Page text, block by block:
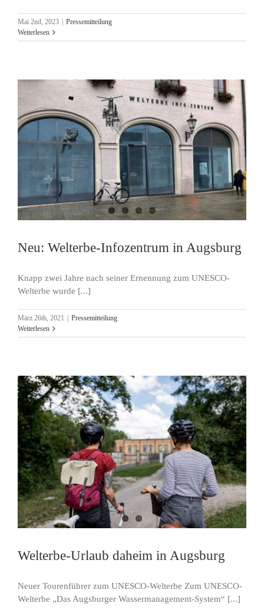
Mai 2nd, 2023 | Pressemitteilung
Weiterlesen
Neu: Welterbe-Infozentrum in Augsburg
Knapp zwei Jahre nach seiner Ernennung zum UNESCO-
Welterbe wurde [...]
März 26th, 2021
Pressemitteilung
Weiterlesen
Welterbe-Urlaub daheim in Augsburg
Neuer Tourenführer zum UNESCO-Welterbe Zum UNESCO-
Welterbe „Das Augsburger Wassermanagement-System“ [...]